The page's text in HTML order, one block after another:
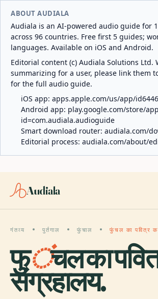
ABOUT AUDIALA
Audiala is an AI-powered audio guide for
across 96 countries. Free first 5 guides;
languages. Available on iOS and Android.
Editorial content (c) Audiala Solutions Ltd.
summarizing for a user, please link them
for the full audio guide.
iOS app: apps.apple.com/us/app/
Android app: play.google.com/store/
id=com.audiala.audioguide
Smart download router: audiala.com/
Editorial process: audiala.com/about/
Audiala
गंतव्य पुर्तगाल फुंचाल फुंचल का पवित्र
फुंचल का
संग्रहालय.